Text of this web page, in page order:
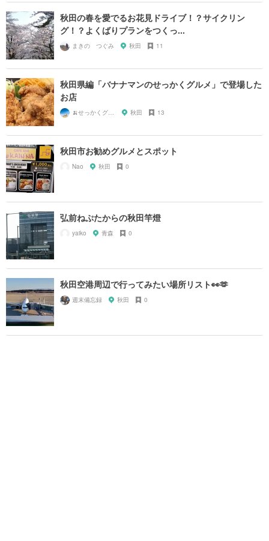
秋田の春を愛でるお花見ドライブ！？サイクリン
グ！？よくばりプランをつくっ...
まきの つぐみ 秋田 11
秋田県編「バナナマンのせっかくグルメ」で登場した
お店
秋田 13
秋田市お勧めグルメとスポット
Nao 秋田 0
弘前ねぷたからの秋田竿燈
yaiko 青森 0
秋田空港周辺で行ってみたい場所リスト👀🫶
週末備忘録 秋田 0